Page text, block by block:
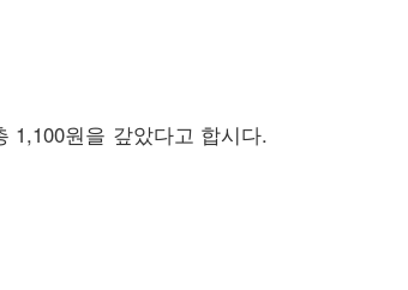
1,100원을 갚았다고 합시다.